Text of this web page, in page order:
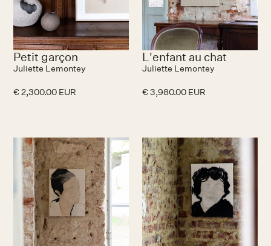
Petit garçon
Juliette Lemontey
€ 2,300.00 EUR
L'enfant au chat
Juliette Lemontey
€ 3,980.00 EUR